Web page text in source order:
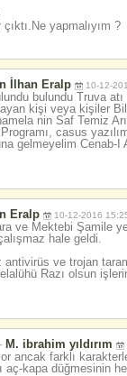
yapmalıyım ?
İlhan Eralp 10-12-
bulundu Truva
kişi veya kişiler
nin Saf Temiz Arı
Programı, casus
gelmeyelim Cenab-
Eralp 10-12-2016
ve Mektebi Şamile
hale geldi.
ve trojan
Razı olsun
M. ibrahim yıldırım
ancak farklı
aç-kapa düğmesinin